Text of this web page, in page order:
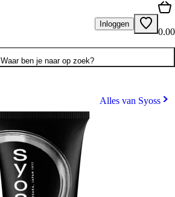
Inloggen
0.00
Waar ben je naar op zoek?
Alles van Syoss